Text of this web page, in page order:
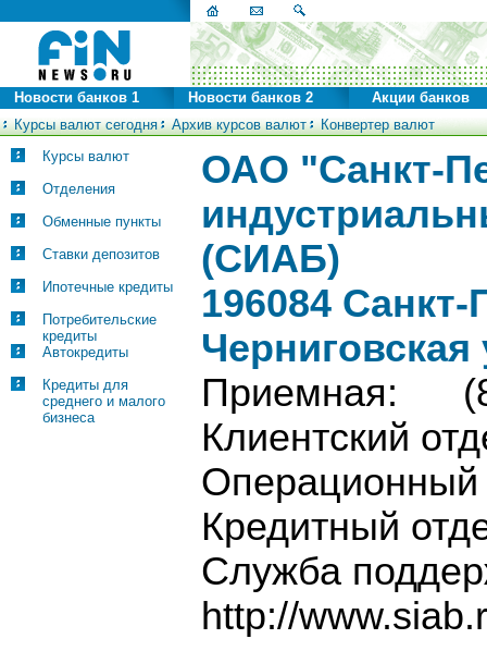
Курсы валют сегодня Архив курсов валют Конвертер валют
Новости банков 1 Новости банков 2 Акции банков
Курсы валют
Отделения
Обменные пункты
Ставки депозитов
Ипотечные кредиты
Потребительские
кредиты
Автокредиты
Кредиты для
среднего и малого
бизнеса
ОАО "Санкт-
(СИАБ)
196084 Санкт-
Приемная:
Клиентский
Кредитный
Служба
http://